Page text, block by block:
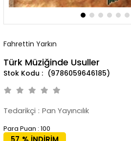
Fahrettin Yarkın
Türk Müziğinde Usuller
(9786059646185)
Tedarikçi : Pan Yayıncılık
Para Puan : 100